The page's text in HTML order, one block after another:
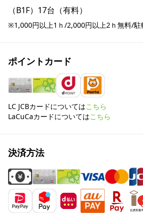
（B1F）17台（有料）
※1,000円以上1ｈ/2,000円以上2ｈ無料/駐
ポイントカード
LC JCBカードについてはこちら
LaCuCaカードについてはこちら
決済方法